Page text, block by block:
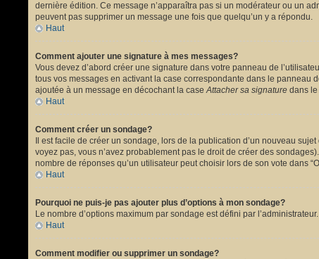
dernière édition. Ce message n’apparaîtra pas si un modérateur ou un
peuvent pas supprimer un message une fois que quelqu’un y a répondu.
Haut
Comment ajouter une signature à mes messages?
Vous devez d’abord créer une signature dans votre panneau de
tous vos messages en activant la case correspondante dans le panneau
ajoutée à un message en décochant la caseAttacher sa signature dans
Haut
Comment créer un sondage?
Il est facile de créer un sondage, lors de la publication d’un nouveau
voyez pas, vous n’avez probablement pas le droit de créer des
nombre de réponses qu’un utilisateur peut choisir lors de son vote dans
Haut
Pourquoi ne puis-je pas ajouter plus d’options à mon sondage?
Le nombre d’options maximum par sondage est défini par
Haut
Comment modifier ou supprimer un sondage?